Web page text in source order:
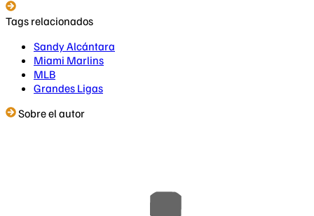
Tags relacionados
Sandy Alcántara
Miami Marlins
MLB
Grandes Ligas
Sobre el autor